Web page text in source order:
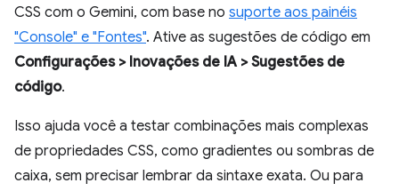
CSS com o Gemini, com base no suporte aos painéis
"Console" e "Fontes". Ative as sugestões de código em
Configurações > Inovações de IA > Sugestões de
código.
Isso ajuda você a testar combinações mais complexas
de propriedades CSS, como gradientes ou sombras de
caixa, sem precisar lembrar da sintaxe exata. Ou para